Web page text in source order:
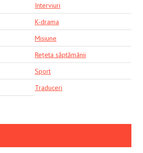
Interviuri
K-drama
Misiune
Rețeta săptămânii
Sport
Traduceri